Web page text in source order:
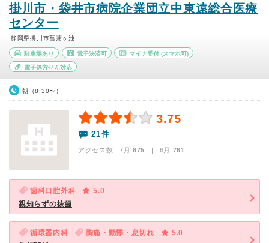
掛川市・袋井市病院企業団立中東遠総合医療
センター
静岡県掛川市菖蒲ヶ池
駐車場あり 電子決済可 マイナ受付 (スマホ可)
電子処方せん対応
朝（8:30〜）
3.75
21件
アクセス数 7月:875 | 6月:761
歯科口腔外科
5.0
親知らずの抜歯
循環器内科 胸痛・動悸・息切れ
5.0